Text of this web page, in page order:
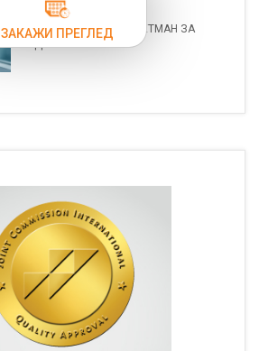
СПЕЦИЈАЛЕН ПАКЕТ-ТРЕТМАН ЗА
ХИДРОТЕ...
ЗАКАЖИ ПРЕГЛЕД